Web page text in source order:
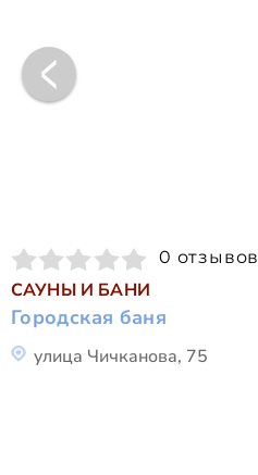
0 отзывов
САУНЫ И БАНИ
Городская баня
улица Чичканова, 75